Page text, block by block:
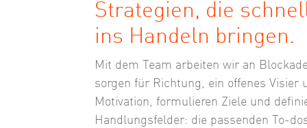
Strategien, die
ins Handeln bringen.
Mit dem Team arbeiten wir an
sorgen für Richtung, ein offenes Visier
Motivation, formulieren Ziele und
Handlungsfelder: die passenden To-